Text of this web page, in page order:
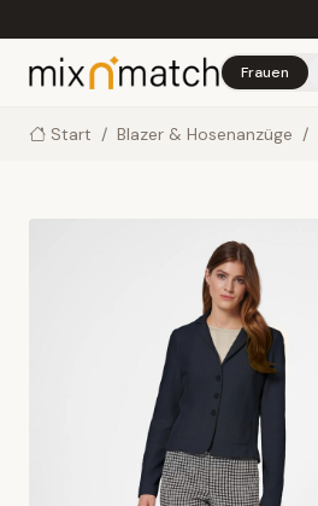
Frauen
Start / Blazer & Hosenanzüge /